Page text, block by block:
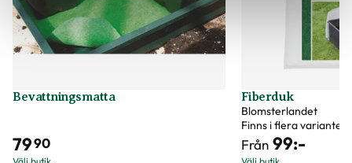
Bevattningsmatta
7990
Fiberduk
Blomsterlandet
Finns i flera varianter
Från 99:-